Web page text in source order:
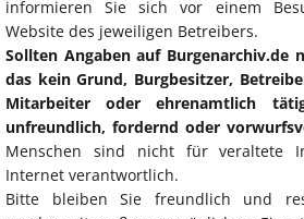
informieren Sie sich vor einem
Website des jeweiligen Betreibers.
Sollten Angaben auf
das kein Grund, Burgbesitzer,
Mitarbeiter oder ehrenamtlich
unfreundlich, fordernd oder
Menschen sind nicht für veraltete
Internet verantwortlich.
Bitte bleiben Sie freundlich und